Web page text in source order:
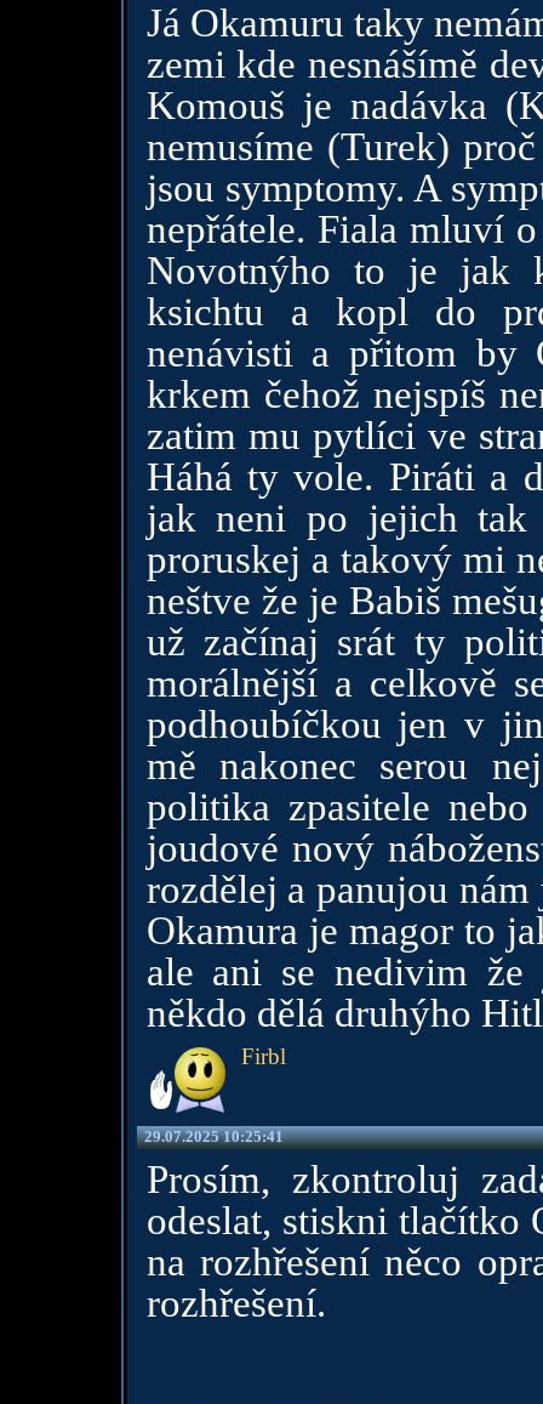
Já Okamuru taky
zemi kde nesnášímě
Komouš je nadávka
nemusíme (Turek)
jsou symptomy. A
nepřátele. Fiala mluví
Novotnýho to je jak
ksichtu a kopl do
nenávisti a přitom by
krkem čehož nejspíš
zatim mu pytlíci ve
Háhá ty vole. Piráti a
jak neni po jejich tak
proruskej a takový mi
neštve že je Babiš
už začínaj srát ty
morálnější a celkově
podhoubíčkou jen v
mě nakonec serou
politika zpasitele
joudové nový
rozdělej a panujou
Okamura je magor to
ale ani se nedivim
někdo dělá druhýho
Firbl
29.07.2025 10:25:41
Prosím, zkontroluj
odeslat, stiskni tlačítko
na rozhřešení něco
rozhřešení.